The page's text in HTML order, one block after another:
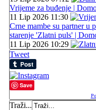
Vrijeme za buđenje |
11 Lip 2026 11:30
Crne mambe su partner u
starenje 'Zlatni puls' |
11 Lip 2026 10:29
Tweet
Save
Traži...